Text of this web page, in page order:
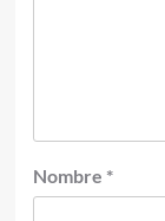
Nombre *